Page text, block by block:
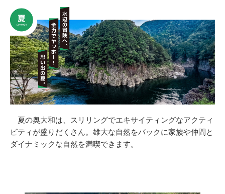
夏の奥大和は、スリリングでエキサイティングなアクティ
ビティが盛りだくさん。雄大な自然をバックに家族や仲間と
ダイナミックな自然を満喫できます。